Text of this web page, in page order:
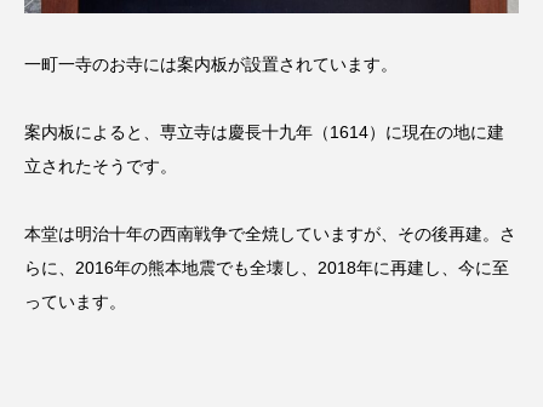
一町一寺のお寺には案内板が設置されています。
案内板によると、専立寺は慶長十九年（1614）に現在の地に建
立されたそうです。
本堂は明治十年の西南戦争で全焼していますが、その後再建。さ
らに、2016年の熊本地震でも全壊し、2018年に再建し、今に至
っています。